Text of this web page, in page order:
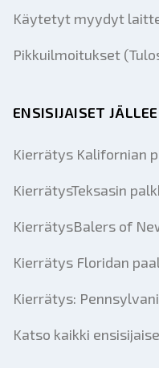
Käytetyt myydyt
Pikkuilmoitukset
ENSISIJAISET
Kierrätys Kalifornian
KierrätysTeksasin
KierrätysBalers of
Kierrätys Floridan
Kierrätys:
Katso kaikki